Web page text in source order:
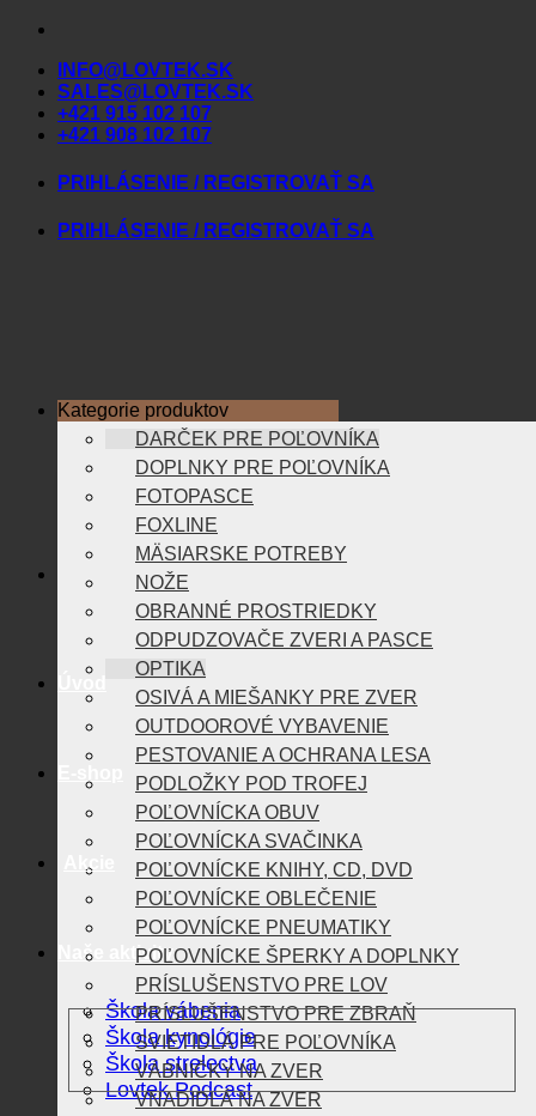
Skip
contentINFO@LOVTEK.SK
SALES@LOVTEK.SK
+421 915 102 107
+421 908 102 107
PRIHLÁSENIE / REGISTROVAŤ SA
PRIHLÁSENIE / REGISTROVAŤ SA
Akcie
Naše aktivity
Škola vábenia
Škola kynológie
Škola strelectva
Lovtek Podcast
Kategorie produktov
DARČEK PRE POĽOVNÍKA
DOPLNKY PRE POĽOVNÍKA
FOTOPASCE
FOXLINE
MÄSIARSKE POTREBY
NOŽE
OBRANNÉ PROSTRIEDKY
ODPUDZOVAČE ZVERI A PASCE
OPTIKA
OSIVÁ A MIEŠANKY PRE ZVER
OUTDOOROVÉ VYBAVENIE
PESTOVANIE A OCHRANA LESA
PODLOŽKY POD TROFEJ
POĽOVNÍCKA OBUV
POĽOVNÍCKA SVAČINKA
POĽOVNÍCKE KNIHY, CD, DVD
POĽOVNÍCKE OBLEČENIE
POĽOVNÍCKE PNEUMATIKY
POĽOVNÍCKE ŠPERKY A DOPLNKY
PRÍSLUŠENSTVO PRE LOV
PRÍSLUŠENSTVO PRE ZBRAŇ
SVIETIDLÁ PRE POĽOVNÍKA
VÁBNIČKY NA ZVER
VNADIDLÁ NA ZVER